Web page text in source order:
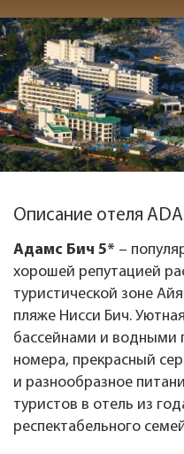
Описание отеля
Адамс Бич 5* –
хорошей репутацией
туристической зоне
пляже Нисси Бич.
бассейнами и водными
номера, прекрасный
и разнообразное
туристов в отель из
респектабельного